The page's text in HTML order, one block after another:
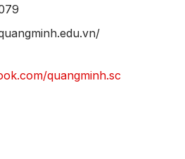
quangminh.sc